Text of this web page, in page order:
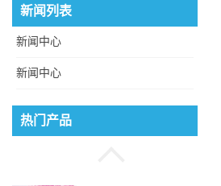
新闻列表
新闻中心
新闻中心
热门产品
高压射流纳微粉碎系统